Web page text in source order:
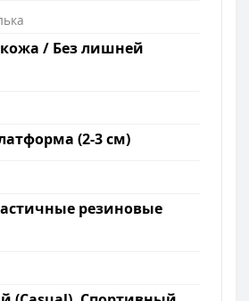
/ Без лишней
(2-3 см)
резиновые